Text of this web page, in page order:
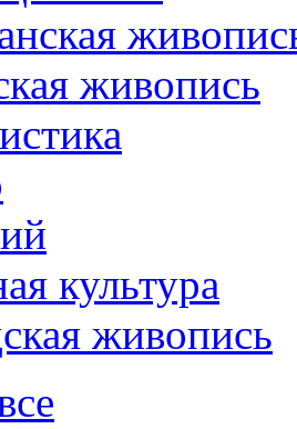
живопись
культура
живопись